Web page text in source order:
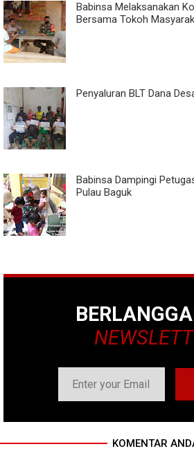
Babinsa Melaksanakan
Bersama Tokoh
Penyaluran BLT Dana
Babinsa Dampingi
Pulau Baguk
KOMENTAR